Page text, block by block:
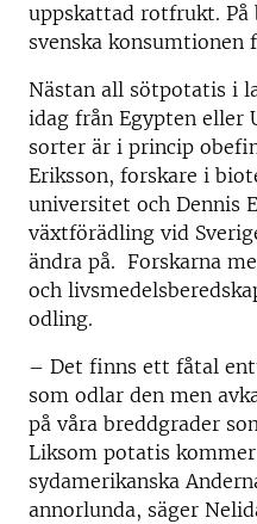
uppskattad rotfrukt. På
svenska konsumtionen
Nästan all sötpotatis i
idag från Egypten eller
sorter är i princip
Eriksson, forskare i
universitet och Dennis
växtförädling vid
ändra på. Forskarna
och
odling.
– Det finns ett fåtal
som odlar den men
på våra breddgrader
Liksom potatis
sydamerikanska
annorlunda, säger